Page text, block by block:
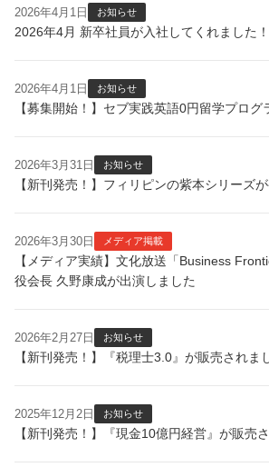
2026年4月1日 お知らせ
2026年4月 新卒社員が入社してくれました！
2026年4月1日 お知らせ
【募集開始！】セブ実践英語0円留学プログ
2026年3月31日 お知らせ
【新刊発売！】フィリピンの紫本シリーズ
2026年3月30日 メディア掲載
【メディア実績】文化放送「Business
役会長 久野康成が出演しました
2026年2月27日 お知らせ
【新刊発売！】『税理士3.0』が販売されま
2025年12月2日 お知らせ
【新刊発売！】『現金10億円経営』が販売